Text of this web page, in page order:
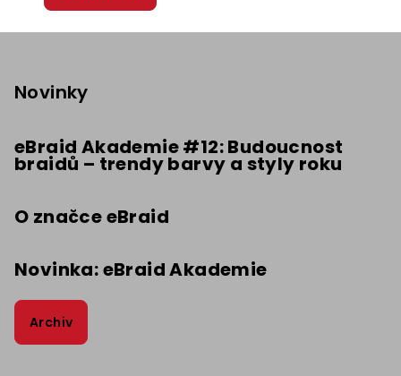
Novinky
eBraid Akademie #12: Budoucnost
braidů – trendy barvy a styly roku
O značce eBraid
Novinka: eBraid Akademie
Archiv